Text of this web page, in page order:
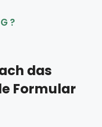
das
Formular